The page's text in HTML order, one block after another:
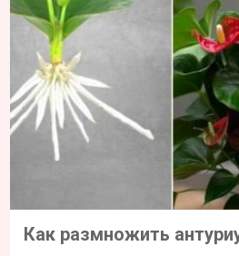
Как размножить